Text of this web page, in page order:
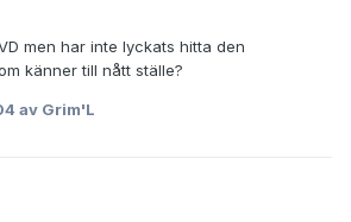
men har inte lyckats hitta den
känner till nått ställe?
av Grim'L